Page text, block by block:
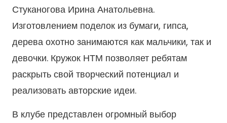
Стуканогова Ирина Анатольевна.
Изготовлением поделок из бумаги, гипса,
дерева охотно занимаются как мальчики, так и
девочки. Кружок НТМ позволяет ребятам
раскрыть свой творческий потенциал и
реализовать авторские идеи.
В клубе представлен огромный выбор